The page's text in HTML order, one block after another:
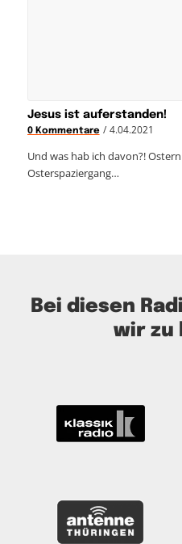
Jesus ist auferstanden!
0 Kommentare / 4.04.2021
Und was hab ich davon?!
Osterspaziergang…
Bei diesen
wir zu